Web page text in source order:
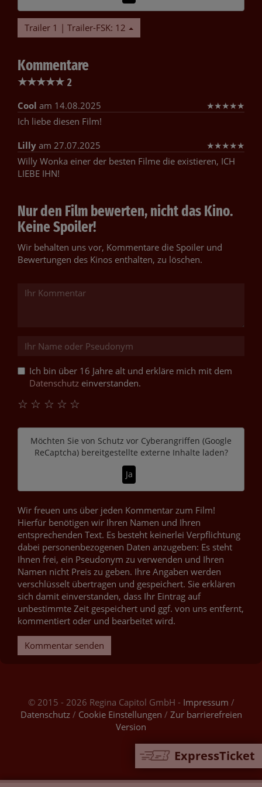
ExpressTicket
Trailer 1 | Trailer-FSK: 12
Kommentare
★★★★★ 2
Cool am 14.08.2025 ★★★★★
Ich liebe diesen Film!
Lilly am 27.07.2025 ★★★★★
Willy Wonka einer der besten Filme die existieren, ICH
LIEBE IHN!
Nur den Film bewerten, nicht das Kino.
Keine Spoiler!
Wir behalten uns vor, Kommentare die Spoiler und
Bewertungen des Kinos enthalten, zu löschen.
Ich bin über 16 Jahre alt und erkläre mich mit dem
Datenschutz einverstanden.
☆
☆
☆
☆
☆
Möchten Sie von Schutz vor Cyberangriffen (Google
ReCaptcha)bereitgestellte externe Inhalte laden?
Ja
Wir freuen uns über jeden Kommentar zum Film!
Hierfür benötigen wir Ihren Namen und Ihren
entsprechenden Text. Es besteht keinerlei Verpflichtung
dabei personenbezogenen Daten anzugeben: Es steht
Ihnen frei, ein Pseudonym zu verwenden und Ihren
Namen nicht Preis zu geben. Ihre Angaben werden
verschlüsselt übertragen und gespeichert. Sie erklären
sich damit einverstanden, dass Ihr Eintrag auf
unbestimmte Zeit gespeichert und ggf. von uns entfernt,
kommentiert oder und bearbeitet wird.
Kommentar senden
© 2015 - 2026 Regina Capitol GmbH - Impressum /
Datenschutz/ Cookie Einstellungen / Zur barrierefreien
Version